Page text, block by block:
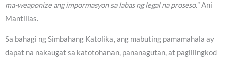
ma-weaponize ang impormasyon sa labas ng legal na proseso.” Ani
Mantillas.
Sa bahagi ng Simbahang Katolika, ang mabuting pamamahala ay
dapat na nakaugat sa katotohanan, pananagutan, at paglilingkod